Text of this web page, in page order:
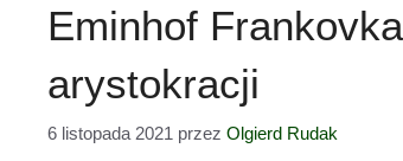
Eminhof
arystokracji
6 listopada 2021 przez Olgierd Rudak